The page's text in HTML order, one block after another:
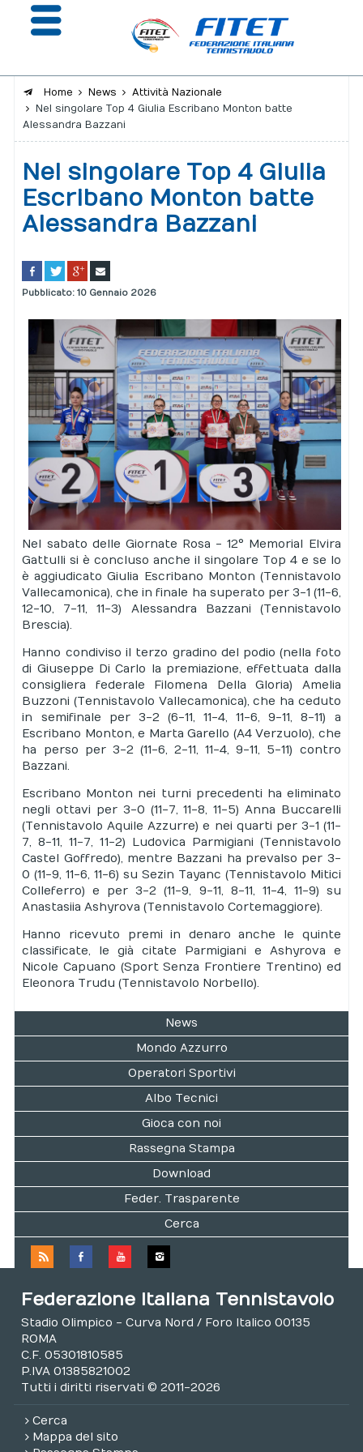
Giustizia
Safeguarding
Calendario
Portale risultati
Home News
Attività Nazionale
Nel singolare Top 4 Giulia Escribano Monton batte
Alessandra Bazzani
Nel singolare Top 4 Giulia
Escribano Monton batte
Alessandra Bazzani
Pubblicato: 10 Gennaio 2026
Nel sabato delle Giornate Rosa - 12° Memorial Elvira
Gattulli si è concluso anche il singolare Top 4 e se lo
è aggiudicato Giulia Escribano Monton (Tennistavolo
Vallecamonica), che in finale ha superato per 3-1 (11-6,
12-10, 7-11, 11-3) Alessandra Bazzani (Tennistavolo
Brescia).
Hanno condiviso il terzo gradino del podio (nella foto
di Giuseppe Di Carlo la premiazione, effettuata dalla
consigliera federale Filomena Della Gloria) Amelia
Buzzoni (Tennistavolo Vallecamonica), che ha ceduto
in semifinale per 3-2 (6-11, 11-4, 11-6, 9-11, 8-11) a
Escribano Monton, e Marta Garello (A4 Verzuolo), che
ha perso per 3-2 (11-6, 2-11, 11-4, 9-11, 5-11) contro
Bazzani.
Escribano Monton nei turni precedenti ha eliminato
negli ottavi per 3-0 (11-7, 11-8, 11-5) Anna Buccarelli
(Tennistavolo Aquile Azzurre) e nei quarti per 3-1 (11-
7, 8-11, 11-7, 11-2) Ludovica Parmigiani (Tennistavolo
Castel Goffredo), mentre Bazzani ha prevalso per 3-
0 (11-9, 11-6, 11-6) su Sezin Tayanc (Tennistavolo Mitici
Colleferro) e per 3-2 (11-9, 9-11, 8-11, 11-4, 11-9) su
Anastasiia Ashyrova (Tennistavolo Cortemaggiore).
Hanno ricevuto premi in denaro anche le quinte
classificate, le già citate Parmigiani e Ashyrova e
Nicole Capuano (Sport Senza Frontiere Trentino) ed
Eleonora Trudu (Tennistavolo Norbello).
News
Mondo Azzurro
Operatori Sportivi
Albo Tecnici
Gioca con noi
Rassegna Stampa
Download
Feder. Trasparente
Cerca
Federazione Italiana Tennistavolo
Stadio Olimpico - Curva Nord / Foro Italico 00135
ROMA
C.F. 05301810585
P.IVA 01385821002
Tutti i diritti riservati © 2011-2026
Cerca
Mappa del sito